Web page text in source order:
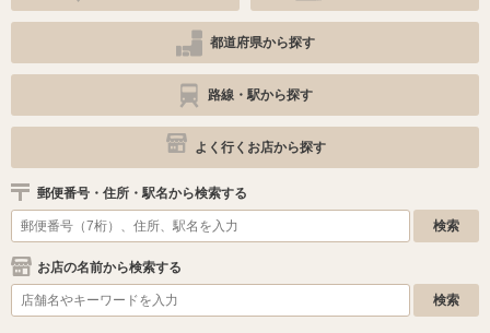
都道府県から探す
路線・駅から探す
よく行くお店から探す
郵便番号・住所・駅名から検索する
お店の名前から検索する